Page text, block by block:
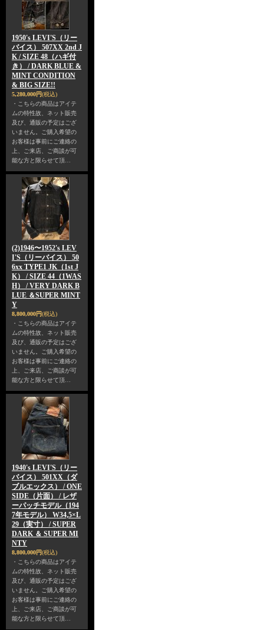
1950's LEVI'S（リー
バイス） 507XX 2nd J
K / SIZE 48（ハギ付
き） / DARK BLUE &
MINT CONDITION
& BIG SIZE!!
5,280,000円(税込)
・こちらの商品はアイテ
ムの特性故、ネット販売
及び、通販の予定はござ
いません。ご購入希望の
お客様は事前にご連絡の
上、ご来店、ご商談が可
能な方と限らせて頂…
(2)1946〜1952's LEV
I'S（リーバイス） 50
6xx TYPE1 JK（1st J
K） / SIZE 44（1WAS
H） / VERY DARK B
LUE ＆SUPER MINT
Y
8,800,000円(税込)
・こちらの商品はアイテ
ムの特性故、ネット販売
及び、通販の予定はござ
いません。ご購入希望の
お客様は事前にご連絡の
上、ご来店、ご商談が可
能な方と限らせて頂…
1940's LEVI'S（リー
バイス） 501XX（ダ
ブルエックス） / ONE
SIDE（片面） / レザ
ーパッチモデル（194
7年モデル） W34,5×L
29（実寸） / SUPER
DARK ＆ SUPER MI
NTY
8,800,000円(税込)
・こちらの商品はアイテ
ムの特性故、ネット販売
及び、通販の予定はござ
いません。ご購入希望の
お客様は事前にご連絡の
上、ご来店、ご商談が可
能な方と限らせて頂…